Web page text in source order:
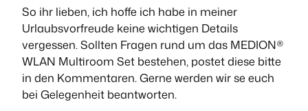
So ihr lieben, ich hoffe ich habe in meiner
Urlaubsvorfreude keine wichtigen Details
vergessen. Sollten Fragen rund um das MEDION®
WLAN Multiroom Set bestehen, postet diese bitte
in den Kommentaren. Gerne werden wir se euch
bei Gelegenheit beantworten.